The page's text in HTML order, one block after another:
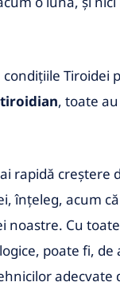
Tiroidei
, toate
rapidă creștere
înțeleg, acum
Cu
poate fi, de
adecvate